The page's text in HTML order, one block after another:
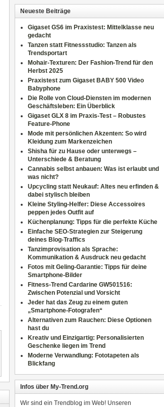
Neueste Beiträge
Gigaset GS6 im Praxistest: Mittelklasse neu
gedacht
Tanzen statt Fitnessstudio: Tanzen als
Trendsportart
Mohair-Texturen: Der Fashion-Trend für den
Herbst 2025
Praxistest zum Gigaset BABY 500 Video
Babyphone
Die Rolle von Cloud-Diensten im modernen
Geschäftsleben: Ein Überblick
Gigaset GLX 8 im Praxis-Test – Robustes
Feature-Phone
Mode mit persönlichen Akzenten: So wird
Kleidung zum Markenzeichen
Shisha für zu Hause oder unterwegs –
Unterschiede & Beratung
Cannabis selbst anbauen: Was ist erlaubt und
was nicht?
Upcycling statt Neukauf: Altes neu erfinden &
dabei stylisch bleiben
Kleine Styling-Helfer: Diese Accessoires
peppen jedes Outfit auf
Küchenplanung: Tipps für die perfekte Küche
Einfache SEO-Strategien zur Steigerung
deines Blog-Traffics
Tanzimprovisation als Sprache:
Kommunikation & Ausdruck neu gedacht
Fotos mit Geling-Garantie: Tipps für deine
Smartphone-Bilder
Fitness-Trend Cardarine GW501516:
Zwischen Potenzial und Vorsicht
Jeder hat das Zeug zu einem guten
„Smartphone-Fotografen“
Alternativen zum Rauchen: Diese Optionen
hast du
Kreativ und Einzigartig: Personalisierten
Geschenke liegen im Trend
Moderne Verwandlung: Fototapeten als
Blickfang
Infos über My-Trend.org
Wir sind ein Trendblog im Web! Unseren